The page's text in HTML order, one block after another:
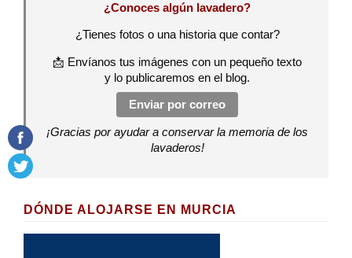
¿Conoces algún lavadero?
¿Tienes fotos o una historia que contar?
📩 Envíanos tus imágenes con un pequeño texto
y lo publicaremos en el blog.
Enviar por correo
¡Gracias por ayudar a conservar la memoria de los
lavaderos!
DÓNDE ALOJARSE EN MURCIA